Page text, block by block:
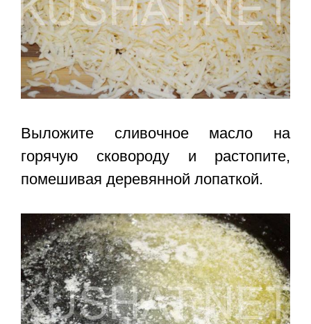
Выложите сливочное масло на
горячую сковороду и растопите,
помешивая деревянной лопаткой.